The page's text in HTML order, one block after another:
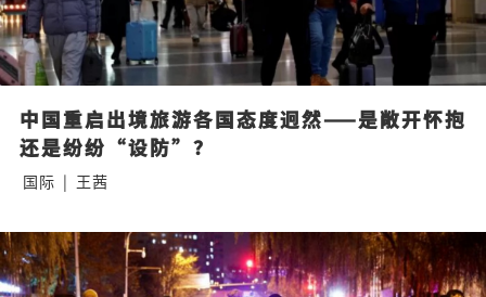
中国重启出境旅游各国态度迥然——是敞开怀抱
还是纷纷“设防”？
国际 | 王茜